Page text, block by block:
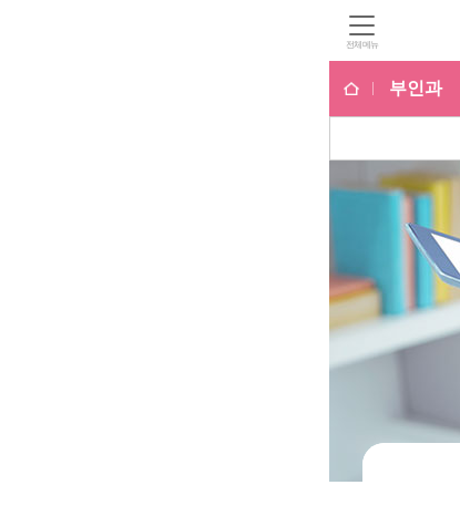
전체메뉴
부인과
자궁근종센터
로봇수술센터
부인과 클리닉